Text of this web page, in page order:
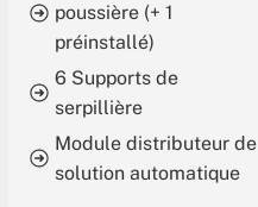
poussière (+ 1
préinstallé)
6 Supports de
serpillière
Module distributeur de
solution automatique